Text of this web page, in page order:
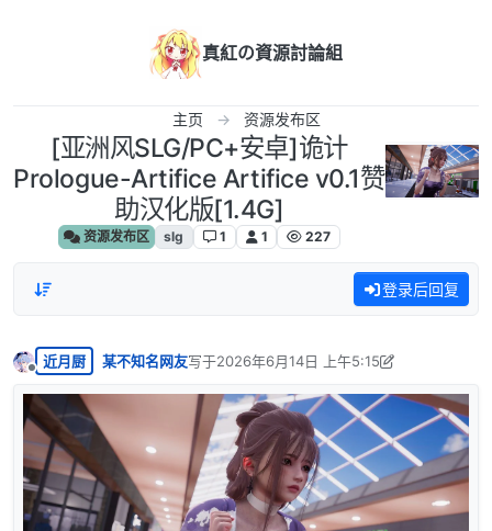
真紅の資源討論組
主页 资源发布区
[亚洲风SLG/PC+安卓]诡计
Prologue-Artifice Artifice v0.1赞
助汉化版[1.4G]
资源发布区 slg 1 1 227
登录后回复
离线
近月厨 某不知名网友写于2026年6月14日 上午5:15
最后由 某不知名网友 编辑2026年6月14日 上